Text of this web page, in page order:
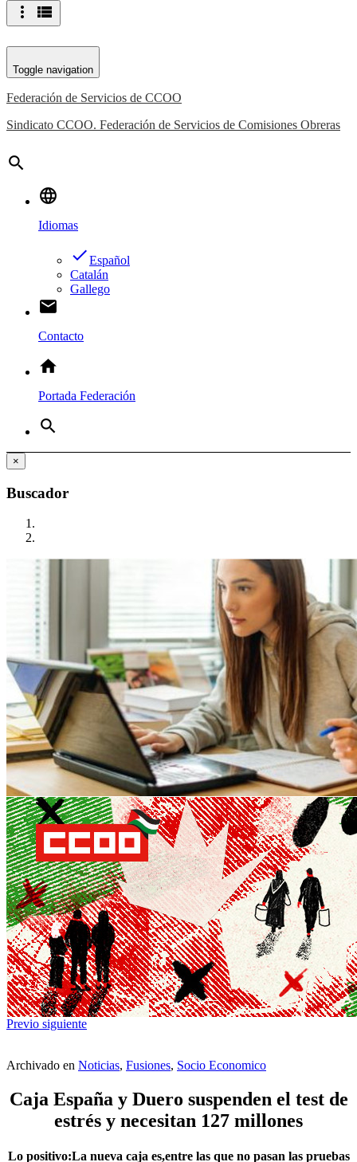
more_vert view_list
Toggle navigation
Federación de Servicios de CCOO
Sindicato CCOO. Federación de Servicios de Comisiones Obreras
search
language
Idiomas
doneEspañol
Catalán
Gallego
email
Contacto
home
Portada Federación
search
×
Buscador
Previo siguiente
Archivado en Noticias, Fusiones, Socio Economico
Caja España y Duero suspenden el test de
estrés y necesitan 127 millones
Lo positivo:La nueva caja es,entre las que no pasan las pruebas